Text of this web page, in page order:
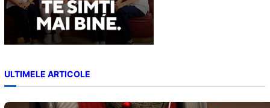
ULTIMELE ARTICOLE